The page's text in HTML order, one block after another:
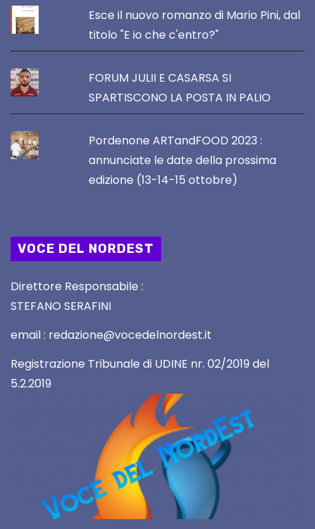
Esce il nuovo romanzo di Mario Pini, dal
titolo "E io che c'entro?"
FORUM JULII E CASARSA SI
SPARTISCONO LA POSTA IN PALIO
Pordenone ARTandFOOD 2023 :
annunciate le date della prossima
edizione (13-14-15 ottobre)
VOCE DEL NORDEST
Direttore Responsabile :
STEFANO SERAFINI
email : redazione@vocedelnordest.it
Registrazione Tribunale di UDINE nr. 02/2019 del
5.2.2019